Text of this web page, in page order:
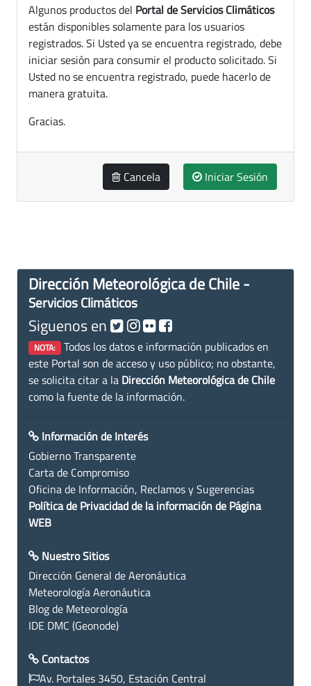
Algunos productos del Portal de Servicios Climáticos
están disponibles solamente para los usuarios
registrados. Si Usted ya se encuentra registrado, debe
iniciar sesión para consumir el producto solicitado. Si
Usted no se encuentra registrado, puede hacerlo de
manera gratuita.
Gracias.
Cancela Iniciar Sesión
Dirección Meteorológica de Chile -
Servicios Climáticos
Siguenos en
NOTA: Todos los datos e información publicados en
este Portal son de acceso y uso público; no obstante,
se solicita citar a la Dirección Meteorológica de Chile
como la fuente de la información.
Información de Interés
Gobierno Transparente
Carta de Compromiso
Oficina de Información, Reclamos y Sugerencias
Política de Privacidad de la información de Página
WEB
Nuestro Sitios
Dirección General de Aeronáutica
Meteorología Aeronáutica
Blog de Meteorología
IDE DMC (Geonode)
Contactos
Av. Portales 3450, Estación Central